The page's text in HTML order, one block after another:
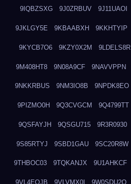
9IQBZSXG 9J0ZRBUV 9J11UAOI
9JKLGY5E 9KBAABXH 9KKHTYIP
9KYCB7O6 9KZY0X2M 9LDELS8R
9M408HT8 9N08A9CF 9NAVVPPN
9NKKRBUS 9NM3IO8B 9NPDK8EO
9PIZMO0H 9Q3CVGCM 9Q4799TT
9QSFAYJH 9QSGU715 9R3R0930
9S85RTYJ 9SBD1GAU 9SC20R8W
9THBOC03 9TQKANJX 9U1AHKCF
9VL4EOJB 9VLVMX0I 9W0SDU2O